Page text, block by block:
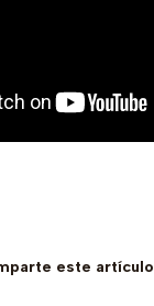
este artículo